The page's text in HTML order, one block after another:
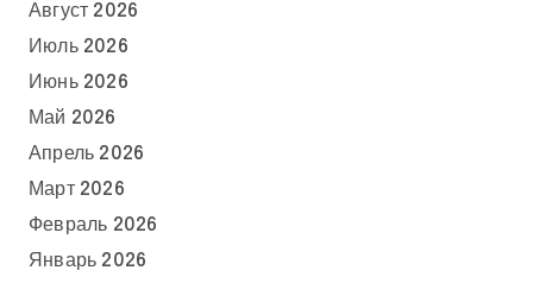
Август 2026
Июль 2026
Июнь 2026
Май 2026
Апрель 2026
Март 2026
Февраль 2026
Январь 2026